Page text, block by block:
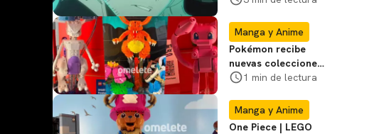
impecable
Manga y Anime
Pokémon recibe
nuevas colecciones
de LEGO durante la
fotos
1 min de lectura
Manga y Anime
One Piece | LEGO